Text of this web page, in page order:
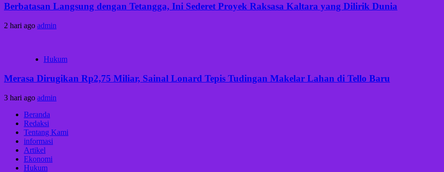
Berbatasan Langsung dengan Tetangga, Ini Sederet Proyek Raksasa Kaltara yang Dilirik Dunia
2 hari ago admin
Hukum
Merasa Dirugikan Rp2,75 Miliar, Sainal Lonard Tepis Tudingan Makelar Lahan di Tello Baru
3 hari ago admin
Beranda
Redaksi
Tentang Kami
informasi
Artikel
Ekonomi
Hukum